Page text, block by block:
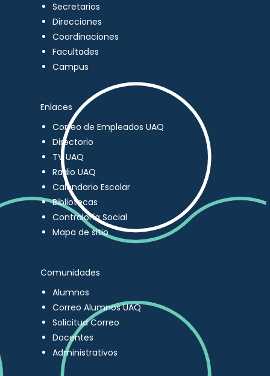
Secretarios
Direcciones
Coordinaciones
Facultades
Campus
Enlaces
Correo de Empleados UAQ
Directorio
TV UAQ
Radio UAQ
Calendario Escolar
Bibliotecas
Contraloría Social
Mapa de sitio
Comunidades
Alumnos
Correo Alumnos UAQ
Solicitud Correo
Docentes
Administrativos